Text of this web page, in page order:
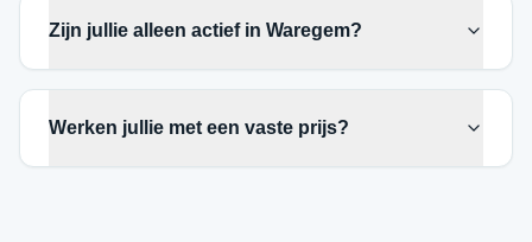
Zijn jullie alleen actief in Waregem?
Werken jullie met een vaste prijs?